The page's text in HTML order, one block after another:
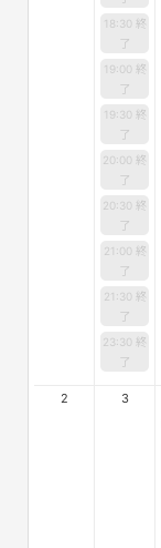
18:30 終
了
19:00 終
了
19:30 終
了
20:00 終
了
20:30 終
了
21:00 終
了
21:30 終
了
23:30 終
了
2 3